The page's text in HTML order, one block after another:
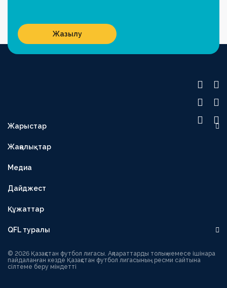
Жарыстар
1XBET БІРІНШІ ЛИГА
OLIMPBET КУБОК
ЕКІНШІ ЛИГА
ӘЙЕЛДЕР ЛИГАСЫ
ӘЙЕЛДЕР КУБОГЫ
Жаңалықтар
Медиа
Дайджест
Құжаттар
QFL туралы
Жазылу
© 2026 Қазақстан футбол лигасы. Ақпараттарды толық немесе ішінара
пайдаланған кезде Қазақстан футбол лигасының ресми сайтына
сілтеме беру міндетті